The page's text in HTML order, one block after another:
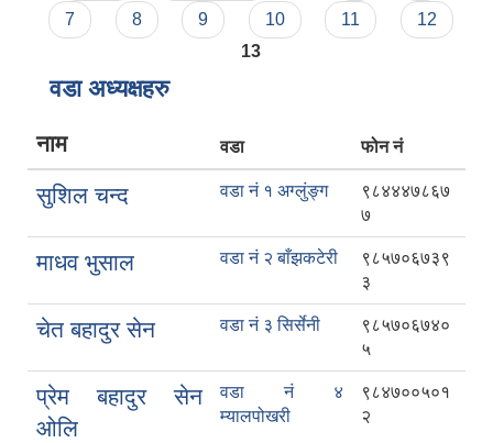
7
8 9 10 11
12
13
वडा अध्यक्षहरु
नाम वडा फोन नं
सुशिल चन्द वडा नं १ अग्लुंङ्ग
९८४४४७८६७
७
माधव भुसाल वडा नं २ बाँझकटेरी
९८५७०६७३९
३
चेत बहादुर सेन वडा नं ३ सिर्सेनी
९८५७०६७४०
५
प्रेम बहादुर सेन
ओलि
वडा नं ४
म्यालपोखरी
९८४७००५०१
२